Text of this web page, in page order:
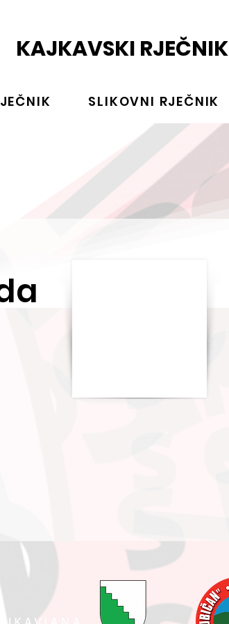
KAJKAVSKI RJEČNIK
SLIKOVNI RJEČNIK